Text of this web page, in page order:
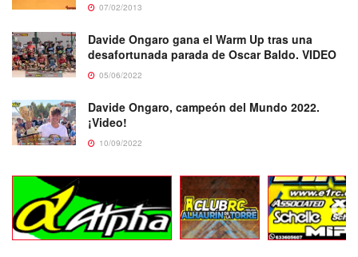
07/02/2013
Davide Ongaro gana el Warm Up tras una
desafortunada parada de Oscar Baldo. VIDEO
05/06/2022
Davide Ongaro, campeón del Mundo 2022.
¡Video!
10/09/2022